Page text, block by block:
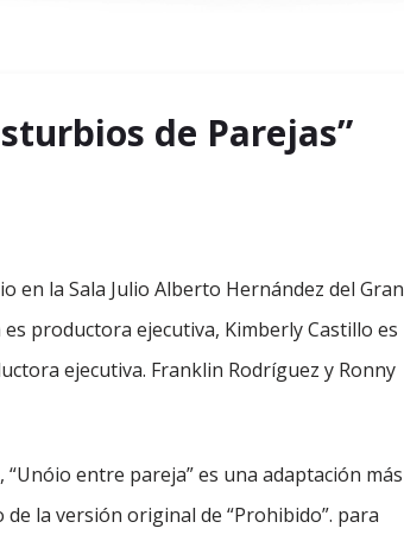
n
u
de Parejas”
en la Sala Julio Alberto Hernández del Gran
productora ejecutiva, Kimberly Castillo es
ejecutiva. Franklin Rodríguez y Ronny
entre pareja” es una adaptación más
la versión original de “Prohibido”. para